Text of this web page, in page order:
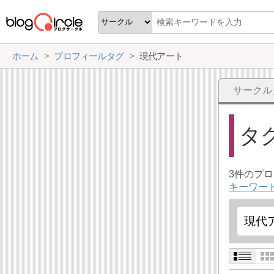
ホーム プロフィールタグ 現代アート
サーク
タ
3件のプ
キーワー